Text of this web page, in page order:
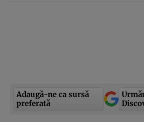
Adaugă-ne ca sursă
preferată